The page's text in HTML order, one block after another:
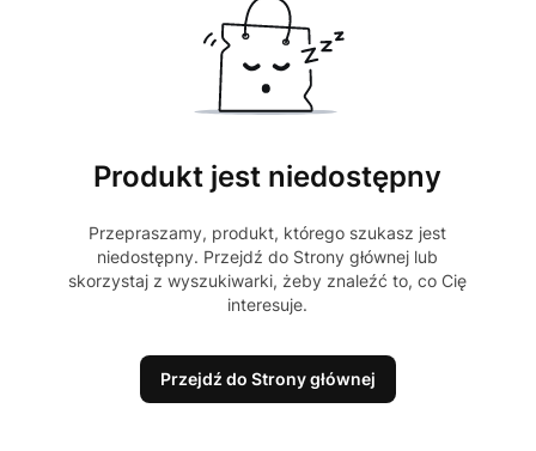
Produkt jest niedostępny
Przepraszamy, produkt, którego szukasz jest
niedostępny. Przejdź do Strony głównej lub
skorzystaj z wyszukiwarki, żeby znaleźć to, co Cię
interesuje.
Przejdź do Strony głównej